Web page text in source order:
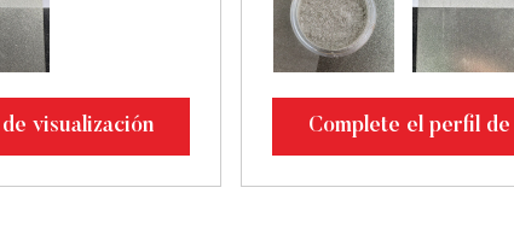
visualización Complete el perfil